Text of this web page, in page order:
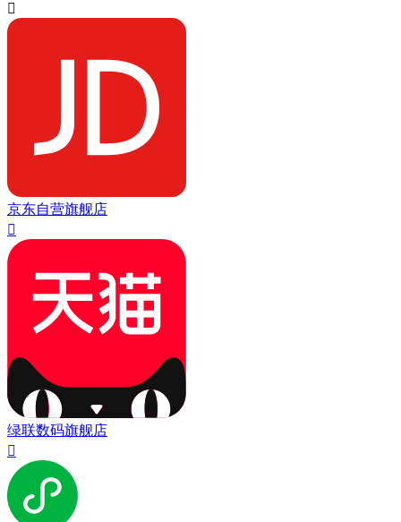

京东自营旗舰店

绿联数码旗舰店
